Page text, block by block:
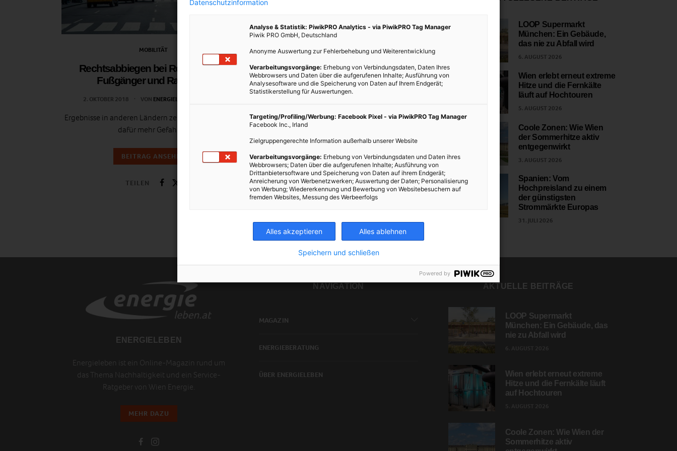
MOBILITÄT
Rechtsabbiegen bei Rot gefährdet
Fußgänger und Radfahrer
2. OKTOBER 2018 VON ENERGIELEBEN REDAKTION
Ergebnisse in anderen Ländern zeigen: Kaum Nutzen,
dafür mehr Gefahren.
BEITRAG ANSEHEN
TEILEN
LOOP Supermarkt
München: Ein Gebäude,
das nie zu Abfall wird
6. AUGUST 2026
Wien erlebt erneut extreme
Hitze und die Fernkälte
läuft auf Hochtouren
5. AUGUST 2026
Coole Zonen: Wie Wien
der Sommerhitze aktiv
entgegenwirkt
3. AUGUST 2026
Spanien: Vom
Hochpreisland zu einem
der günstigsten
Strommärkte Europas
31. JULI 2026
ENERGIELEBEN
Energieleben ist ein Online-Magazin rund um
das Thema Nachhaltigkeit und ein Service-
Ratgeber von Wien Energie.
MEHR DAZU
NAVIGATION
MAGAZIN
ENERGIEBERATUNG
ÜBER ENERGIELEBEN
AKTUELLE BEITRÄGE
LOOP Supermarkt
München: Ein Gebäude, das
nie zu Abfall wird
Wien erlebt erneut extreme
Hitze und die Fernkälte läuft
auf Hochtouren
Coole Zonen: Wie Wien der
Sommerhitze aktiv
Datenschutzinformation
Analyse & Statistik: PiwikPRO Analytics - via PiwikPRO Tag Manager
Piwik PRO GmbH, Deutschland
Anonyme Auswertung zur Fehlerbehebung und Weiterentwicklung
Verarbeitungsvorgänge: Erhebung von Verbindungsdaten, Daten Ihres
Webbrowsers und Daten über die aufgerufenen Inhalte; Ausführung von
Analysesoftware und die Speicherung von Daten auf Ihrem Endgerät;
Statistikerstellung für Auswertungen.
Targeting/Profiling/Werbung: Facebook Pixel - via PiwikPRO Tag Manager
Facebook Inc., Irland
Zielgruppengerechte Information außerhalb unserer Website
Verarbeitungsvorgänge: Erhebung von Verbindungsdaten und Daten ihres
Webbrowsers; Daten über die aufgerufenen Inhalte; Ausführung von
Drittanbietersoftware und Speicherung von Daten auf ihrem Endgerät;
Anreicherung von Werbenetzwerken; Auswertung der Daten; Personalisierung
von Werbung; Wiedererkennung und Bewerbung von Websitebesuchern auf
fremden Websites, Messung des Werbeerfolgs
Alles akzeptieren Alles ablehnen
Speichern und schließen
Powered by